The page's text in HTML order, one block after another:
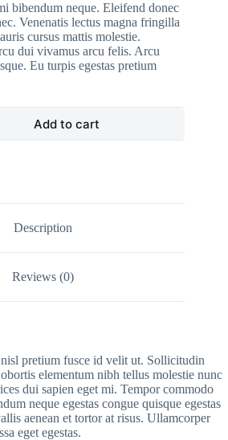
bibendum neque. Eleifend donec
Venenatis lectus magna fringilla
cursus mattis molestie.
dui vivamus arcu felis. Arcu
Eu turpis egestas pretium
Add to cart
Description
Reviews (0)
pretium fusce id velit ut. Sollicitudin
elementum nibh tellus molestie nunc
dui sapien eget mi. Tempor commodo
neque egestas congue quisque egestas
aenean et tortor at risus. Ullamcorper
eget egestas.